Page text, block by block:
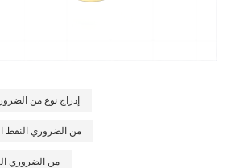
إدراج نوع من
من الضروري النفط
من الضروري